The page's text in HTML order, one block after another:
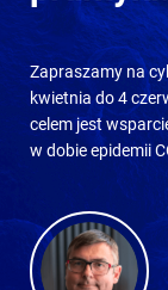
Zapraszamy na
kwietnia do 4
celem jest
w dobie epidemii